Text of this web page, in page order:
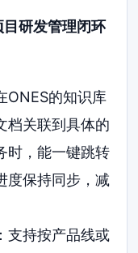
研发管理闭环
ONES的知识库
档关联到具体的
时，能一键跳转
度保持同步，减
支持按产品线或